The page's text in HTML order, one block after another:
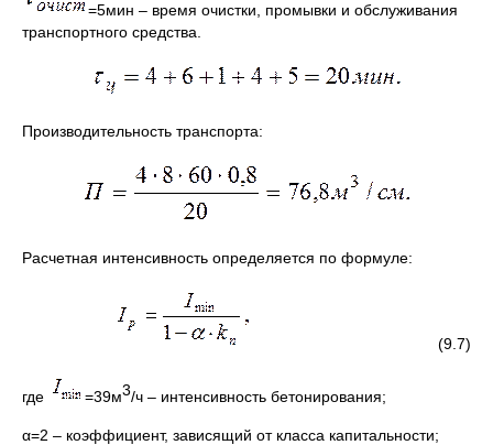
=5мин – время очистки, промывки и обслуживания
транспортного средства.
Производительность транспорта:
Расчетная интенсивность определяется по формуле:
(9.7)
где =39м3/ч – интенсивность бетонирования;
α=2 – коэффициент, зависящий от класса капитальности;